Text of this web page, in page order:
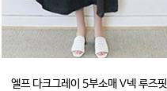
엘프 다크그레이 5부소매 V넥 루즈핏